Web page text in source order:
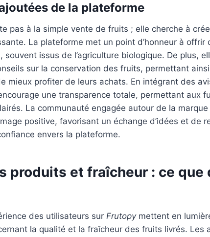
de la plateforme
pas à la simple vente de fruits ; elle cherche à
La plateforme met un point d’honneur à offrir
souvent issus de l’agriculture biologique. De plus,
sur la conservation des fruits, permettant
mieux profiter de leurs achats. En intégrant des
une transparence totale, permettant aux
La communauté engagée autour de la
positive, favorisant un échange d’idées et de
envers la plateforme.
produits et fraîcheur : ce que
des utilisateurs sur Frutopymettent en
la qualité et la fraîcheur des fruits livrés. Les